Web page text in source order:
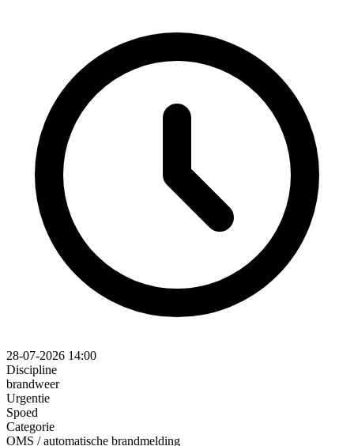
28-07-2026 14:00
Discipline
brandweer
Urgentie
Spoed
Categorie
OMS / automatische brandmelding